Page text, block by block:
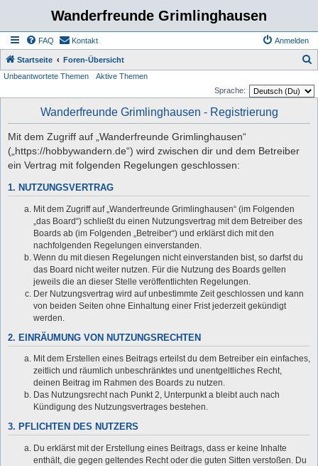
Wanderfreunde Grimlinghausen
FAQ Kontakt Anmelden
Startseite Foren-Übersicht
Unbeantwortete Themen
Aktive Themen
Sprache:
Wanderfreunde Grimlinghausen - Registrierung
Mit dem Zugriff auf „Wanderfreunde Grimlinghausen“
(„https://hobbywandern.de“) wird zwischen dir und dem Betreiber
ein Vertrag mit folgenden Regelungen geschlossen:
1. NUTZUNGSVERTRAG
Mit dem Zugriff auf „Wanderfreunde Grimlinghausen“ (im Folgenden
„das Board“) schließt du einen Nutzungsvertrag mit dem Betreiber des
Boards ab (im Folgenden „Betreiber“) und erklärst dich mit den
nachfolgenden Regelungen einverstanden.
Wenn du mit diesen Regelungen nicht einverstanden bist, so darfst du
das Board nicht weiter nutzen. Für die Nutzung des Boards gelten
jeweils die an dieser Stelle veröffentlichten Regelungen.
Der Nutzungsvertrag wird auf unbestimmte Zeit geschlossen und kann
von beiden Seiten ohne Einhaltung einer Frist jederzeit gekündigt
werden.
2. EINRÄUMUNG VON NUTZUNGSRECHTEN
Mit dem Erstellen eines Beitrags erteilst du dem Betreiber ein einfaches,
zeitlich und räumlich unbeschränktes und unentgeltliches Recht,
deinen Beitrag im Rahmen des Boards zu nutzen.
Das Nutzungsrecht nach Punkt 2, Unterpunkt a bleibt auch nach
Kündigung des Nutzungsvertrages bestehen.
3. PFLICHTEN DES NUTZERS
Du erklärst mit der Erstellung eines Beitrags, dass er keine Inhalte
enthält, die gegen geltendes Recht oder die guten Sitten verstoßen. Du